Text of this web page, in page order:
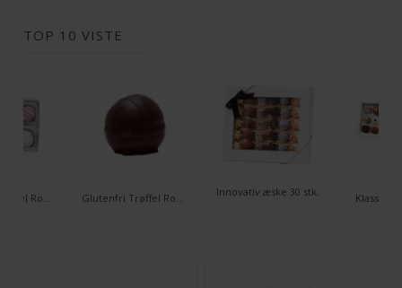
TOP 10 VISTE
Innovativ æske 30 stk. Klassisk